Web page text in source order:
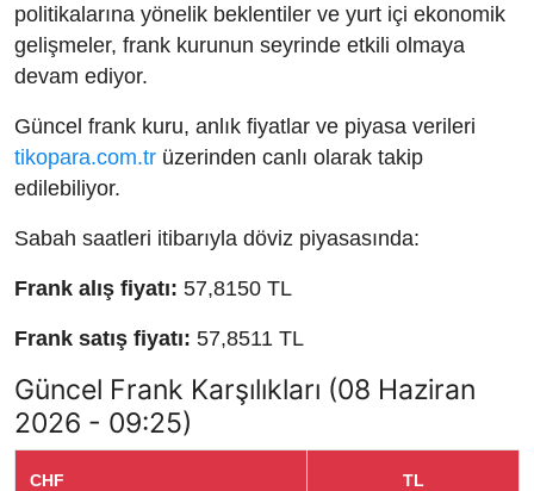
politikalarına yönelik beklentiler ve yurt içi ekonomik
gelişmeler, frank kurunun seyrinde etkili olmaya
devam ediyor.
Güncel frank kuru, anlık fiyatlar ve piyasa verileri
tikopara.com.tr üzerinden canlı olarak takip
edilebiliyor.
Sabah saatleri itibarıyla döviz piyasasında:
Frank alış fiyatı: 57,8150 TL
Frank satış fiyatı: 57,8511 TL
Güncel Frank Karşılıkları (08 Haziran
2026 - 09:25)
CHF TL